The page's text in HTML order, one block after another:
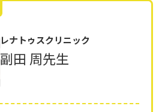
レナトゥスクリニック
副田 周先生